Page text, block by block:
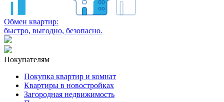
Обмен квартир:
быстро, выгодно, безопасно.
Покупателям
Покупка квартир и комнат
Квартиры в новостройках
Загородная недвижимость